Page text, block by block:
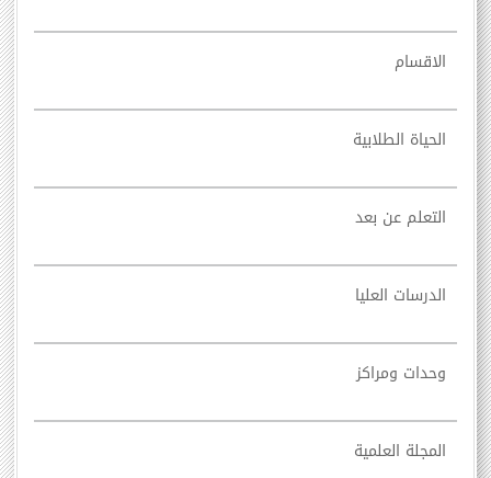
الاقسام
الحياة الطلابية
التعلم عن بعد
الدرسات العليا
وحدات ومراكز
المجلة العلمية